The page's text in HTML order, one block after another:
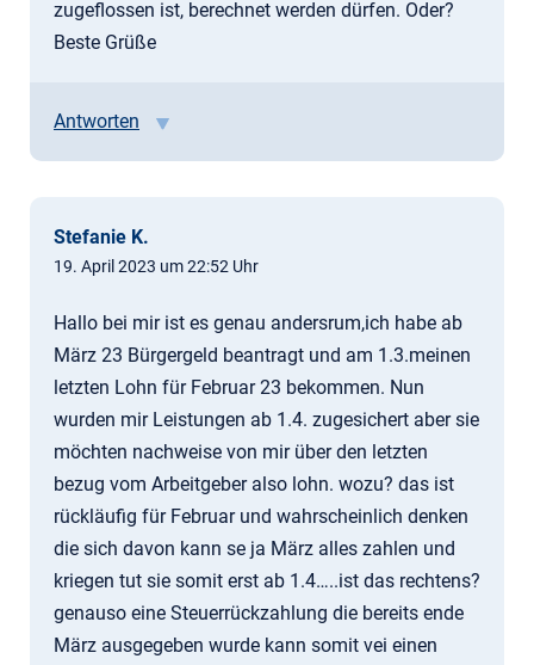
zugeflossen ist, berechnet werden dürfen. Oder?
Beste Grüße
Antworten
Stefanie K.
19. April 2023 um 22:52 Uhr
Hallo bei mir ist es genau andersrum,ich habe ab
März 23 Bürgergeld beantragt und am 1.3.meinen
letzten Lohn für Februar 23 bekommen. Nun
wurden mir Leistungen ab 1.4. zugesichert aber sie
möchten nachweise von mir über den letzten
bezug vom Arbeitgeber also lohn. wozu? das ist
rückläufig für Februar und wahrscheinlich denken
die sich davon kann se ja März alles zahlen und
kriegen tut sie somit erst ab 1.4…..ist das rechtens?
genauso eine Steuerrückzahlung die bereits ende
März ausgegeben wurde kann somit vei einen